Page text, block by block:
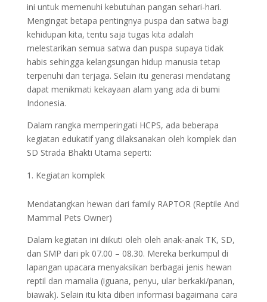
ini untuk memenuhi kebutuhan pangan sehari-hari.
Mengingat betapa pentingnya puspa dan satwa bagi
kehidupan kita, tentu saja tugas kita adalah
melestarikan semua satwa dan puspa supaya tidak
habis sehingga kelangsungan hidup manusia tetap
terpenuhi dan terjaga. Selain itu generasi mendatang
dapat menikmati kekayaan alam yang ada di bumi
Indonesia.
Dalam rangka memperingati HCPS, ada beberapa
kegiatan edukatif yang dilaksanakan oleh komplek dan
SD Strada Bhakti Utama seperti:
Kegiatan komplek
Mendatangkan hewan dari family RAPTOR (Reptile And
Mammal Pets Owner)
Dalam kegiatan ini diikuti oleh oleh anak-anak TK, SD,
dan SMP dari pk 07.00 – 08.30. Mereka berkumpul di
lapangan upacara menyaksikan berbagai jenis hewan
reptil dan mamalia (iguana, penyu, ular berkaki/panan,
biawak). Selain itu kita diberi informasi bagaimana cara